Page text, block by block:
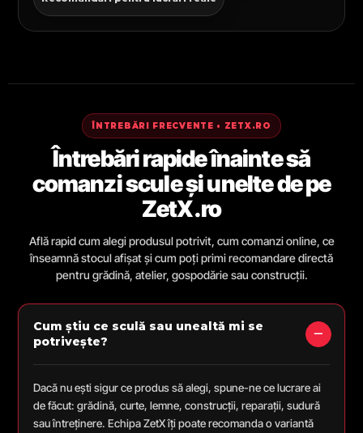
ÎNTREBĂRI FRECVENTE • ZETX.RO
Întrebări rapide înainte să
comanzi scule și unelte de pe
ZetX.ro
Află rapid cum alegi produsul potrivit, cum comanzi online, ce
înseamnă stocul afișat și cum poți primi recomandare directă
pentru grădină, atelier, gospodărie sau construcții.
Cum știu ce sculă sau unealtă mi se
potrivește?
Dacă nu ești sigur ce produs să alegi, spune-ne ce lucrare ai
de făcut: grădină, curte, lemne, construcții, reparații, sudură
sau întreținere. Echipa ZetX îți poate recomanda o variantă